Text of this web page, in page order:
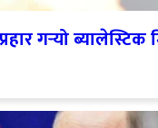
गर्‍यो